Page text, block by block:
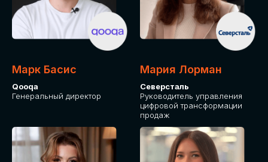
Марк Басис
Qooqa
Генеральный директор
Мария Лорман
Северсталь
Руководитель управления
цифровой трансформации
продаж